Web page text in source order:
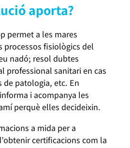
aporta?
permet a les mares
processos fisiològics del
nadó; resol dubtes
professional sanitari en cas
de patologia, etc. En
i acompanya les
perquè elles decideixin.
a mida per a
certificacions com la